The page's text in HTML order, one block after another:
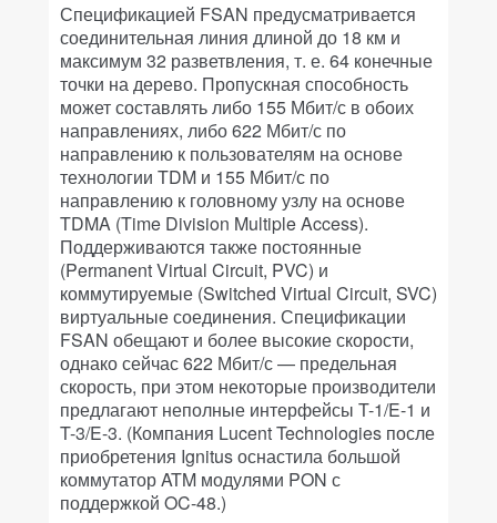
Спецификацией FSAN предусматривается
соединительная линия длиной до 18 км и
максимум 32 разветвления, т. е. 64 конечные
точки на дерево. Пропускная способность
может составлять либо 155 Мбит/с в обоих
направлениях, либо 622 Мбит/с по
направлению к пользователям на основе
технологии TDM и 155 Мбит/с по
направлению к головному узлу на основе
TDMA (Time Division Multiple Access).
Поддерживаются также постоянные
(Permanent Virtual Circuit, PVC) и
коммутируемые (Switched Virtual Circuit, SVC)
виртуальные соединения. Спецификации
FSAN обещают и более высокие скорости,
однако сейчас 622 Мбит/с — предельная
скорость, при этом некоторые производители
предлагают неполные интерфейсы T-1/E-1 и
T-3/E-3. (Компания Lucent Technologies после
приобретения Ignitus оснастила большой
коммутатор ATM модулями PON с
поддержкой OC-48.)